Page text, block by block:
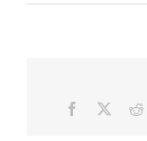
Facebook